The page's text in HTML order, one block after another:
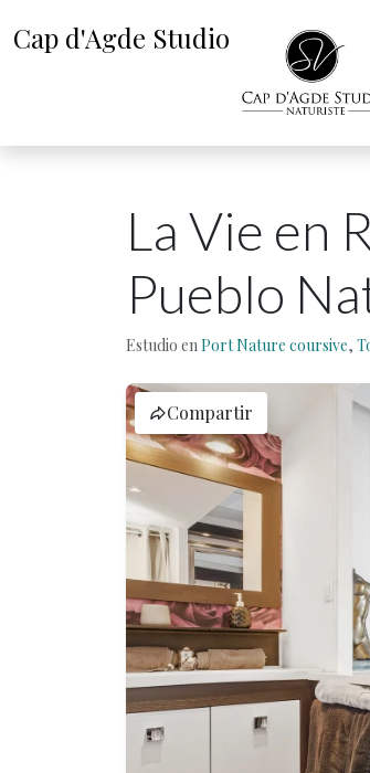
Cap d'Agde Studio
La Vie en
Pueblo
Estudio enPort Nature coursive,
Compartir